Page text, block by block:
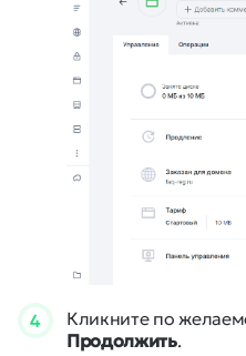
4
Кликните по
Продолжить.